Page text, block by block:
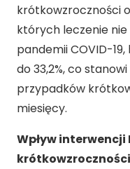
krótkowzroczności
których leczenie
pandemii COVID-
do 33,2%, co
przypadków
miesięcy.
Wpływ interwencji
krótkowzroczności